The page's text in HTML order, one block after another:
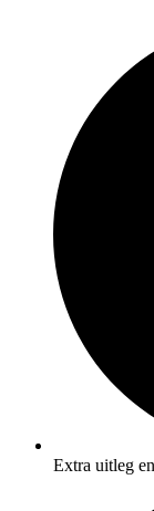
Extra uitleg